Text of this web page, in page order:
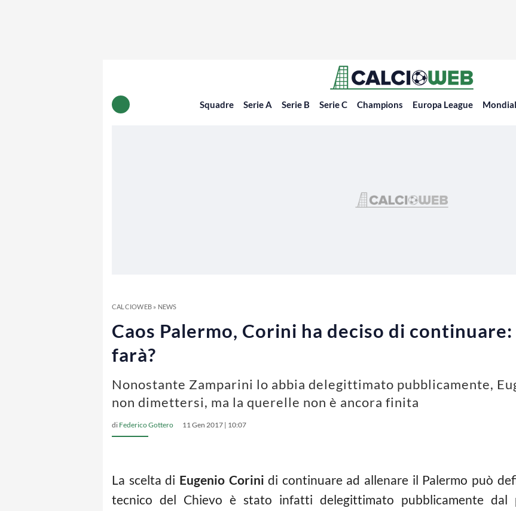
Squadre Serie A Serie B Serie C Champions Europa League
CALCIOWEB» NEWS
Caos Palermo, Corini ha deciso di
farà?
Nonostante Zamparini lo abbia delegittimato pubblicamente,
non dimettersi, ma la querelle non è ancora finita
di Federico Gottero 11 Gen 2017 | 10:07
La scelta di Eugenio Corini di continuare ad allenare il Palermo può
tecnico del Chievo è stato infatti delegittimato pubblicamente dal